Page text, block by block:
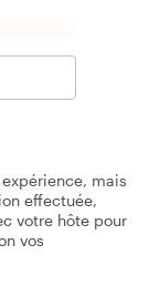
mais
effectuée,
votre hôte pour
vos